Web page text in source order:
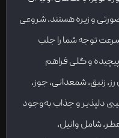
و زیره هستند، شروعی
توجه شما را جلب
و گلی فراهم
زنبق، شمعدانی، جوز،
دلپذیر و جذاب به‌وجود
شامل وانیل،